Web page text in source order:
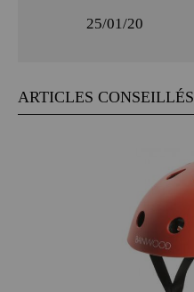
25/01/20
ARTICLES CONSEILLÉS